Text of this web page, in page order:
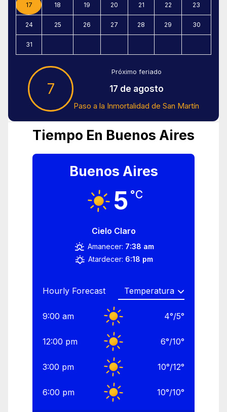
17 18 19 20 21 22 23
24 25 26 27 28 29 30
31
7
Próximo feriado
17 de agosto
Paso a la Inmortalidad de San Martín
Tiempo En Buenos Aires
Buenos Aires
5 °C
Cielo Claro
Amanecer: 7:38 am
Atardecer: 6:18 pm
Hourly Forecast
9:00 am 4°/5°
12:00 pm 6°/10°
3:00 pm 10°/12°
6:00 pm 10°/10°